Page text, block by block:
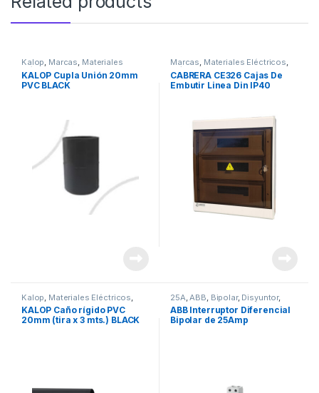
Kalop, Marcas, Materiales
Eléctricos Seguridad
KALOP Cupla Unión 20mm
PVC BLACK
Marcas, Materiales Eléctricos,
Plásticos Cabrera ,Seguridad ,
Tableros y Gabinetes
CABRERA CE326 Cajas De
Embutir Linea Din IP40
Kalop Materiales Eléctricos
Seguridad
KALOP Caño rígido PVC
20mm (tira x 3 mts.) BLACK
25A ABB Bipolar, Disyuntor,
Marcas, Materiales Eléctricos
Seguridad
ABB Interruptor Diferencial
Bipolar de 25Amp